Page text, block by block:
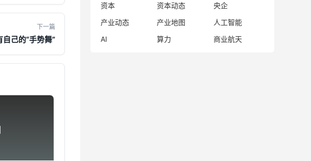
下一篇
己的“手势舞”
资本
资本动态
央企
产业动态
产业地图
人工智能
AI
算力 商业航天